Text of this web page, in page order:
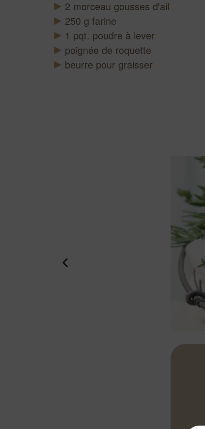
2 morceau gousses d'ail
250 g farine
1 pqt. poudre à lever
poignée de roquette
beurre pour graisser